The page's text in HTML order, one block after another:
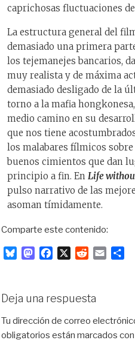
caprichosas fluctuaciones
La estructura general del
demasiado una primera
los tejemanejes bancarios,
muy realista y de máxima
demasiado desligado de la
torno a la mafia
medio camino en su
que nos tiene
los malabares fílmicos
buenos cimientos que dan
principio a fin. En Life
pulso narrativo de las
asoman tímidamente.
Comparte este contenido:
s
k
y
M
o
d
o
b
o
o
X
d
i
t
r
t
Deja una respuesta
Tu dirección de correo
obligatorios están marcados con